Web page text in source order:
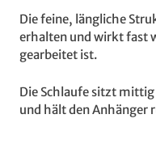
Die feine, längliche
erhalten und wirkt fast
gearbeitet ist.
Die Schlaufe sitzt mittig
und hält den Anhänger